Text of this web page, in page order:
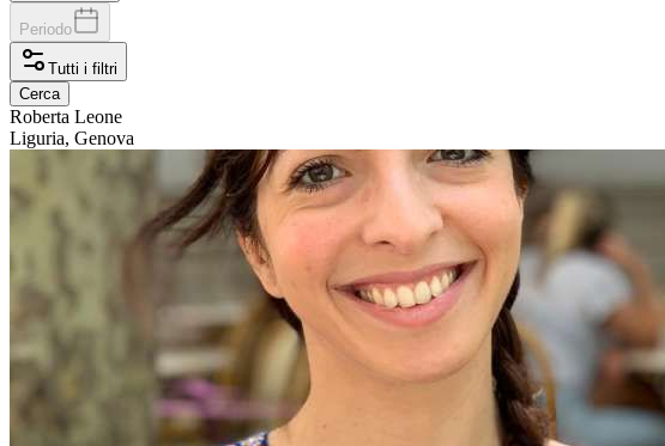
Periodo
Tutti i filtri
Cerca
Roberta Leone
Liguria, Genova